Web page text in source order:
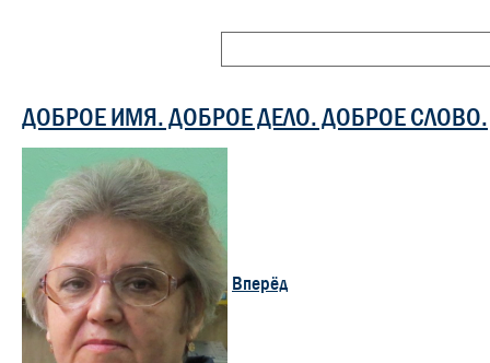
ДОБРОЕ ИМЯ. ДОБРОЕ ДЕЛО. ДОБРОЕ СЛОВО.
Вперёд